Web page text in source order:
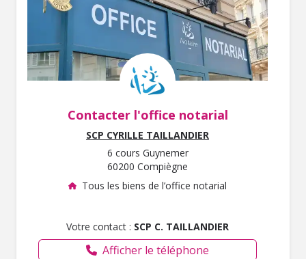
Contacter l'office notarial
SCP CYRILLE TAILLANDIER
6 cours Guynemer
60200 Compiègne
Tous les biens de l’office notarial
Votre contact : SCP C. TAILLANDIER
Afficher le téléphone